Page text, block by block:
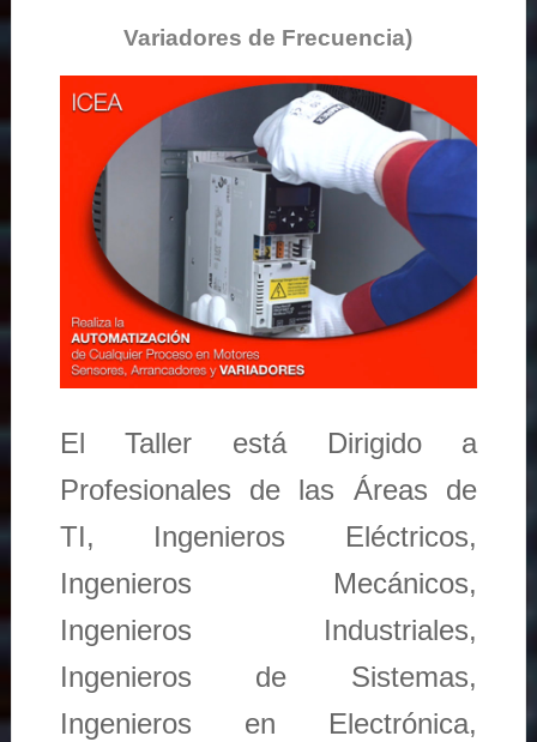
Variadores de Frecuencia)
El Taller está Dirigido a
Profesionales de las Áreas de
TI, Ingenieros Eléctricos,
Ingenieros Mecánicos,
Ingenieros Industriales,
Ingenieros de Sistemas,
Ingenieros en Electrónica,